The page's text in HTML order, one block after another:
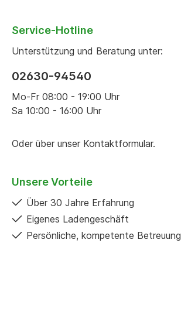
Service-Hotline
Unterstützung und Beratung unter:
02630-94540
Mo-Fr 08:00 - 19:00 Uhr
Sa 10:00 - 16:00 Uhr
Oder über unser Kontaktformular.
Unsere Vorteile
Über 30 Jahre Erfahrung
Eigenes Ladengeschäft
Persönliche, kompetente Betreuung